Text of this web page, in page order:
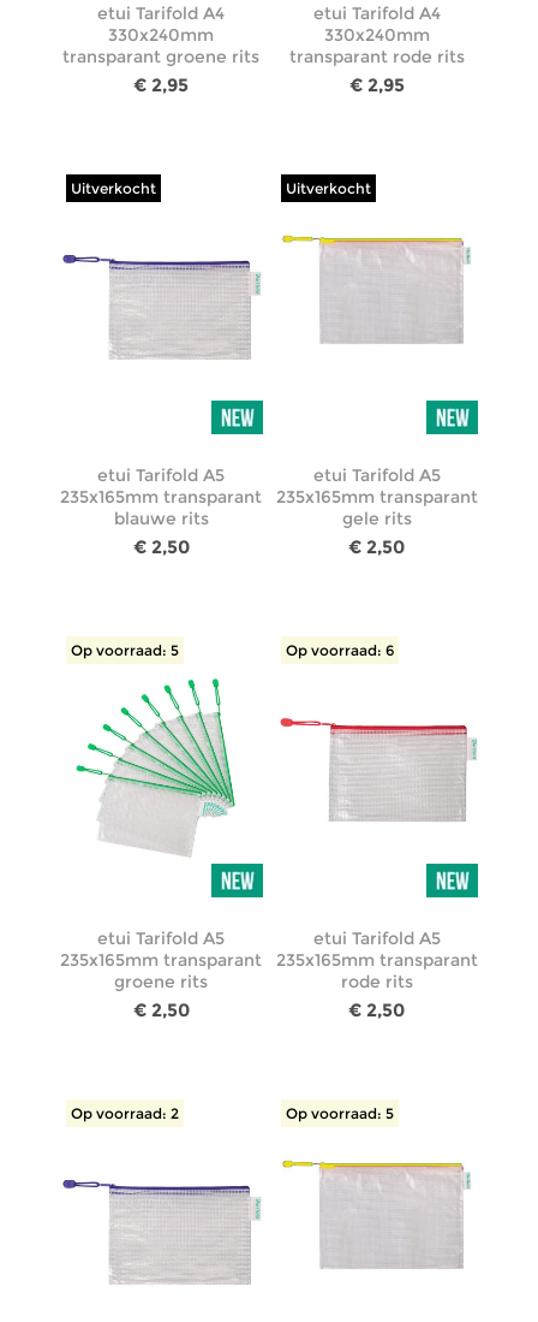
etui Tarifold A4
330x240mm
transparant groene rits
€ 2,95
etui Tarifold A4
330x240mm
transparant rode rits
€ 2,95
Uitverkocht
etui Tarifold A5
235x165mm transparant
blauwe rits
€ 2,50
Uitverkocht
etui Tarifold A5
235x165mm transparant
gele rits
€ 2,50
Op voorraad: 5
etui Tarifold A5
235x165mm transparant
groene rits
€ 2,50
Op voorraad: 6
etui Tarifold A5
235x165mm transparant
rode rits
€ 2,50
Op voorraad: 2 Op voorraad: 5